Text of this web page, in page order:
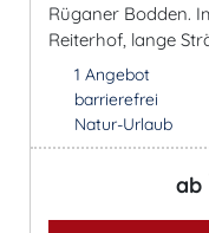
Rüganer Bodden.
Reiterhof, lange
1 Angebot
barrierefrei
Natur-Urlaub
ab